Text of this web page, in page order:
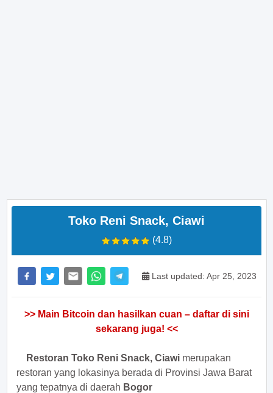
Toko Reni Snack, Ciawi
(4.8)
Last updated: Apr 25, 2023
Restoran Toko Reni Snack, Ciawi merupakan
restoran yang lokasinya berada di Provinsi Jawa Barat
yang tepatnya di daerah Bogor